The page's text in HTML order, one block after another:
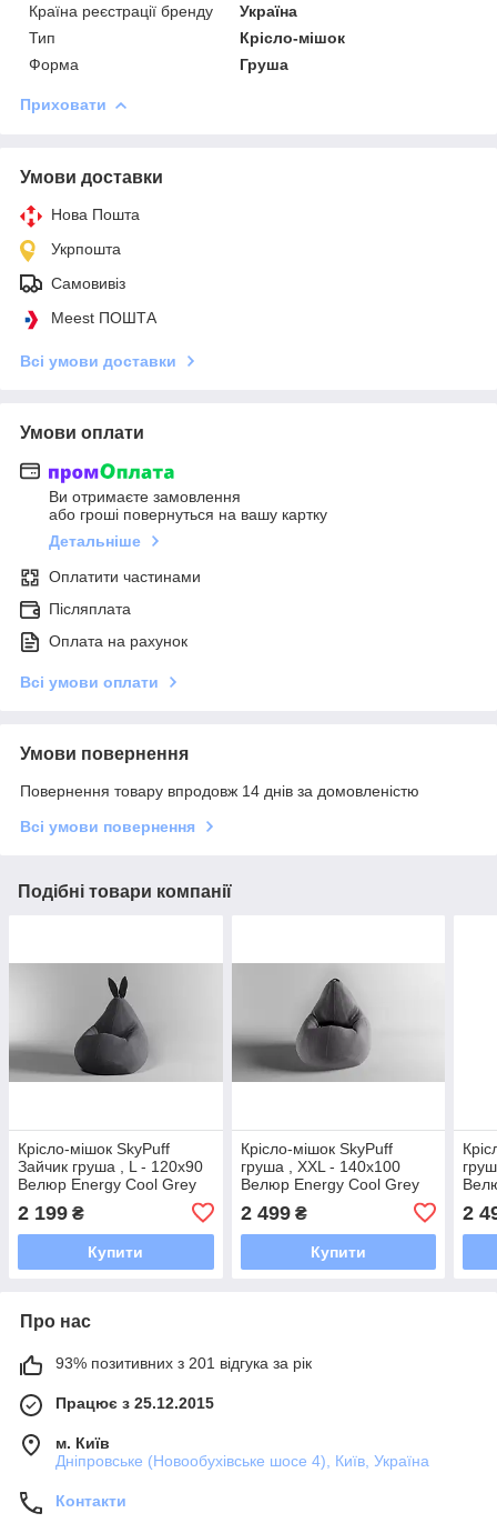
Країна реєстрації бренду
Україна
Тип
Крісло-мішок
Форма
Груша
Приховати
Умови доставки
Нова Пошта
Укрпошта
Самовивіз
Meest ПОШТА
Всі умови доставки
Умови оплати
Ви отримаєте замовлення
або гроші повернуться на вашу картку
Детальніше
Оплатити частинами
Післяплата
Оплата на рахунок
Всі умови оплати
Умови повернення
Повернення товару впродовж 14 днів за домовленістю
Всі умови повернення
Подібні товари компанії
Крісло-мішок SkyPuff
Зайчик груша , L - 120х90
Велюр Energy Cool Grey
2 199 ₴
Купити
Крісло-мішок SkyPuff
груша , XXL - 140х100
Велюр Energy Cool Grey
2 499₴
Купити
2
Про нас
93% позитивних з 201 відгука за рік
Працює з 25.12.2015
м. Київ
Дніпровське (Новообухівське шосе 4), Київ, Україна
Контакти